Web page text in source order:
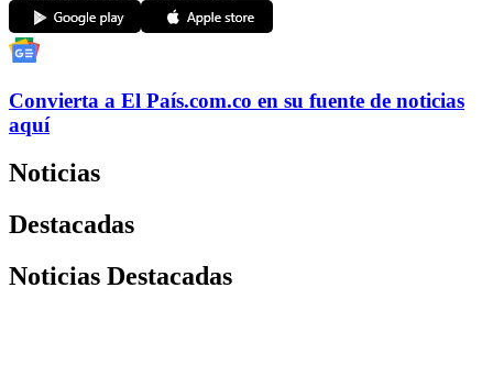
Convierta a El País.com.co en su fuente de noticias
aquí
Noticias
Destacadas
Noticias Destacadas